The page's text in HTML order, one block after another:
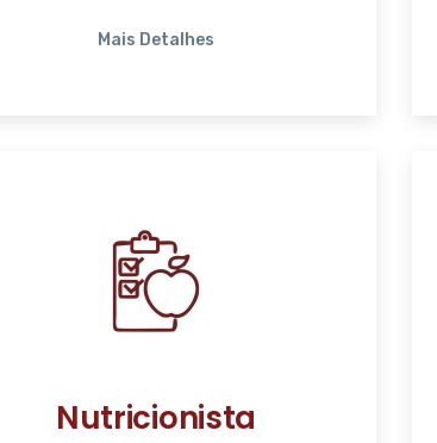
Mais Detalhes
Nutricionista